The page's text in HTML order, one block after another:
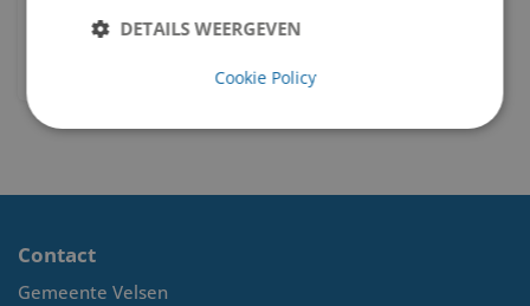
Geen titel
Contact
Gemeente Velsen
DETAILS WEERGEVEN
Cookie Policy